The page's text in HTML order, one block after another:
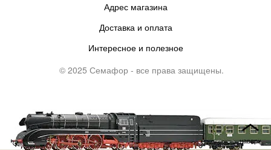
Адрес магазина
Доставка и оплата
Интересное и полезное
© 2025 Семафор - все права защищены.